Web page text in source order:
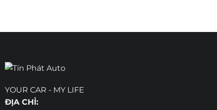
YOUR CAR - MY LIFE
ĐỊA CHỈ: